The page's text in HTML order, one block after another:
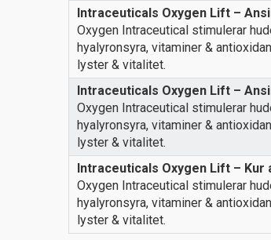
Intraceuticals Oxygen Lift –
Oxygen Intraceutical stimulerar
hyalyronsyra, vitaminer &
lyster & vitalitet.
Intraceuticals Oxygen Lift –
Oxygen Intraceutical stimulerar
hyalyronsyra, vitaminer &
lyster & vitalitet.
Intraceuticals Oxygen Lift – Kur
Oxygen Intraceutical stimulerar
hyalyronsyra, vitaminer &
lyster & vitalitet.